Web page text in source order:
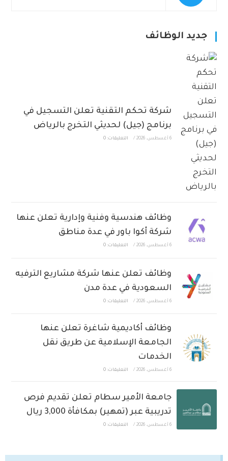
جديد الوظائف
شركة تحكم التقنية تعلن التسجيل في
برنامج (جيل) لحديثي التخرج بالرياض
6 أغسطس، 2026 / التعليقات: 0
وظائف هندسية وفنية وإدارية تعلن عنها
شركة أكوا باور في عدة مناطق
6 أغسطس، 2026 / التعليقات: 0
وظائف تعلن عنها شركة مشاريع الترفيه
السعودية في عدة مدن
6 أغسطس، 2026 / التعليقات: 0
وظائف أكاديمية شاغرة تعلن عنها
الجامعة الإسلامية عن طريق نقل
الخدمات
6 أغسطس، 2026 / التعليقات: 0
جامعة الأمير سطام تعلن تقديم فرص
تدريبية عبر (تمهير) بمكافأة 3,000 ريال
6 أغسطس، 2026 / التعليقات: 0